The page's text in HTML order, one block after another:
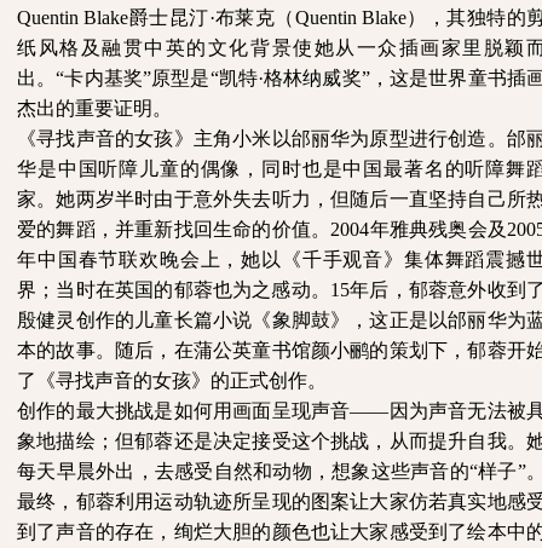
Quentin Blake爵士昆汀·布莱克（Quentin Blake），其独特的
纸风格及融贯中英的文化背景使她从一众插画家里脱颖
出。“卡内基奖”原型是“凯特·格林纳威奖”，这是世界童书插
杰出的重要证明。
《寻找声音的女孩》主角小米以邰丽华为原型进行创造。邰
华是中国听障儿童的偶像，同时也是中国最著名的听障舞
家。她两岁半时由于意外失去听力，但随后一直坚持自己所
爱的舞蹈，并重新找回生命的价值。 2004年雅典残奥会及
年中国春节联欢晚会上，她以《千手观音》集体舞蹈震撼
界；当时在英国的郁蓉也为之感动。15年后，郁蓉意外收到
殷健灵创作的儿童长篇小说《象脚鼓》，这正是以邰丽华为
本的故事。随后，在蒲公英童书馆颜小鹂的策划下，郁蓉开
了《寻找声音的女孩》的正式创作。
创作的最大挑战是如何用画面呈现声音——因为声音无法被
象地描绘；但郁蓉还是决定接受这个挑战，从而提升自我。
每天早晨外出，去感受自然和动物，想象这些声音的“样子”
最终，郁蓉利用运动轨迹所呈现的图案让大家仿若真实地感
到了声音的存在，绚烂大胆的颜色也让大家感受到了绘本中